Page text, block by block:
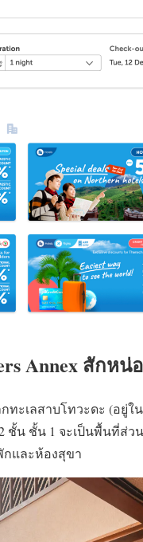
Annex สักหน่
กทะเลสาบโทวะดะ (อ
น ชั้น 1 จะเป็นพื้นที่ส่ว
และห้องสุขา